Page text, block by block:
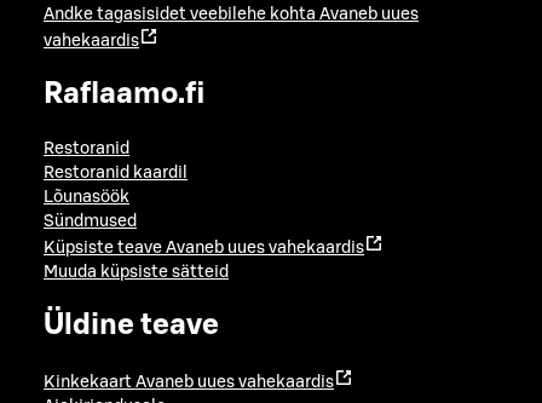
Andke tagasisidet veebilehe kohta Avaneb uues
vahekaardis
Raflaamo.fi
Restoranid
Restoranid kaardil
Lõunasöök
Sündmused
Küpsiste teave Avaneb uues vahekaardis
Muuda küpsiste sätteid
Üldine teave
Kinkekaart Avaneb uues vahekaardis